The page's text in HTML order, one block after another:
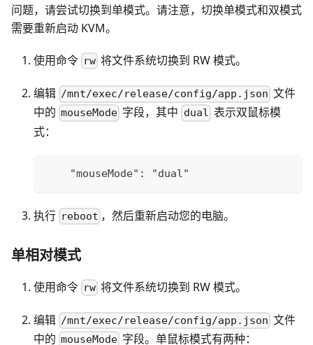
问题，请尝试切换到单模式。请注意，切换单模式和双模式
需要重新启动 KVM。
使用命令 rw 将文件系统切换到 RW 模式。
编辑 /mnt/exec/release/config/app.json 文件
中的 mouseMode 字段，其中 dual 表示双鼠标模
式：
    "mouseMode": "dual"
执行 reboot ，然后重新启动您的电脑。
单相对模式
使用命令 rw 将文件系统切换到 RW 模式。
编辑 /mnt/exec/release/config/app.json 文件
中的 mouseMode 字段。单鼠标模式有两种：